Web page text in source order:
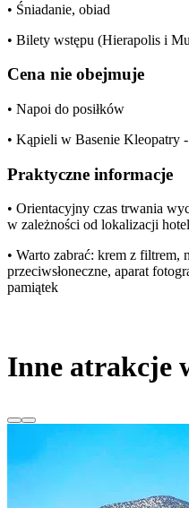
• Śniadanie, obiad
• Bilety wstępu (Hierapolis i
Cena nie obejmuje
• Napoi do posiłków
• Kąpieli w Basenie Kleopatry
Praktyczne informacje
• Orientacyjny czas trwania
w zależności od lokalizacji
• Warto zabrać: krem z filtrem,
przeciwsłoneczne, aparat
pamiątek
Inne atrakcje